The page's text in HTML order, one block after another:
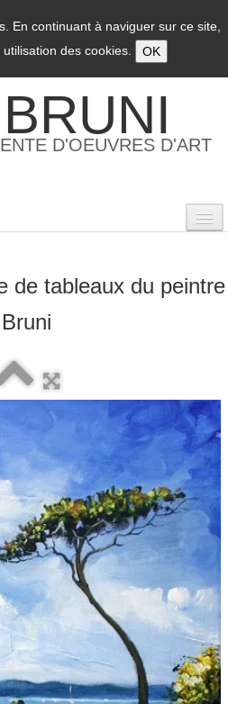
En continuant à naviguer sur ce site,
des cookies.
OK
BRUNI
D'OEUVRES D'ART
de tableaux du peintre
Bruni